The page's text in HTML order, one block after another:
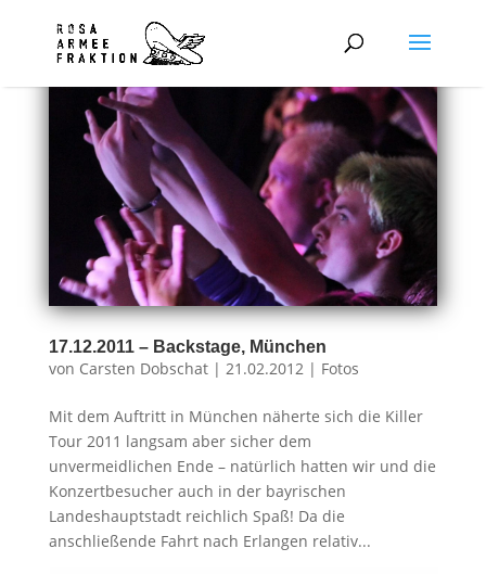
17.12.2011 – Backstage, München
von Carsten Dobschat| 21.02.2012| Fotos
Mit dem Auftritt in München näherte sich die Killer
Tour 2011 langsam aber sicher dem
unvermeidlichen Ende – natürlich hatten wir und die
Konzertbesucher auch in der bayrischen
Landeshauptstadt reichlich Spaß! Da die
anschließende Fahrt nach Erlangen relativ...